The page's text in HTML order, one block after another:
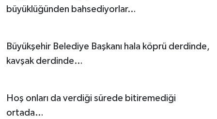
büyüklüğünden bahsediyorlar…
Büyükşehir Belediye Başkanı hala köprü derdinde,
kavşak derdinde…
Hoş onları da verdiği sürede bitiremediği
ortada…